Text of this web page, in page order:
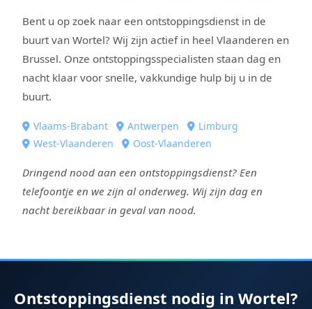
Bent u op zoek naar een ontstoppingsdienst in de
buurt van Wortel? Wij zijn actief in heel Vlaanderen en
Brussel. Onze ontstoppingsspecialisten staan dag en
nacht klaar voor snelle, vakkundige hulp bij u in de
buurt.
Vlaams-Brabant Antwerpen
Limburg
West-Vlaanderen
Oost-Vlaanderen
Dringend nood aan een ontstoppingsdienst? Een
telefoontje en we zijn al onderweg. Wij zijn dag en
nacht bereikbaar in geval van nood.
Ontstoppingsdienst nodig in Wortel?